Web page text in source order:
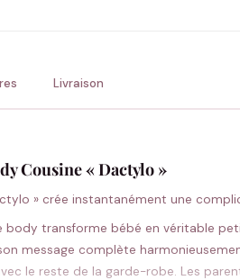
Livraison
Cousine « Dactylo »
» crée instantanément une
body transforme bébé en véritable
message complète
le reste de la garde-robe. Les